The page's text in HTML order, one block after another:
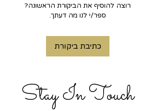
רוצה להוסיף את הביקורת הראשונה?
ספר/י לנו מה דעתך.
כתיבת ביקורת
Stay In Touch